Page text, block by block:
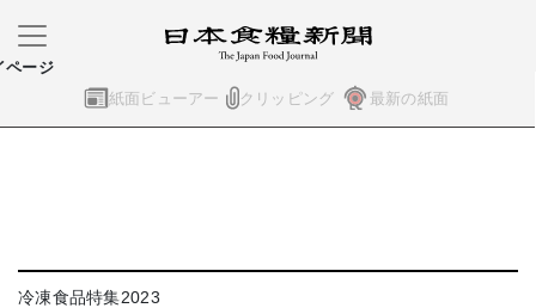
紙面ビューアー クリッピング 最新の紙面
ページ
冷凍食品特集2023